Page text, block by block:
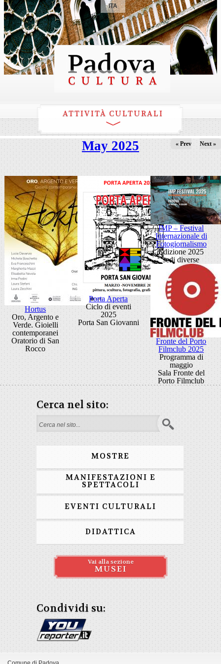
ITA
ATTIVITÀ CULTURALI
May 2025 « Prev Next »
Hortus
Oro, Argento e
Verde. Gioielli
contemporanei
Oratorio di San
Rocco
Porta Aperta
Ciclo di eventi
2025
Porta San Giovanni
IMP – Festival
Internazionale di
Fotogiornalismo
Edizione 2025
sedi diverse
Fronte del Porto
Filmclub 2025
Programma di
maggio
Sala Fronte del
Porto Filmclub
Cerca nel sito:
Search form
MOSTRE
MANIFESTAZIONI E
SPETTACOLI
EVENTI CULTURALI
DIDATTICA
Vai alla sezione
MUSEI
Condividi su: